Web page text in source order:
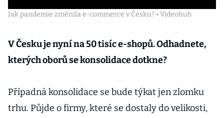
Jak pandemie změnila e-commerce v Česku? • Videohub
V Česku je nyní na 50 tisíc e-shopů. Odhadnete,
kterých oborů se konsolidace dotkne?
Případná konsolidace se bude týkat jen zlomku
trhu. Půjde o firmy, které se dostaly do velikosti,